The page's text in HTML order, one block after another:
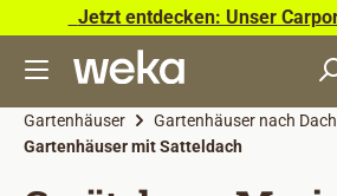
Zum Hauptinhalt springen
Jetzt entdecken: Unser
Gartenhäuser
Gartenhäuser nach
Gartenhäuser mit Satteldach